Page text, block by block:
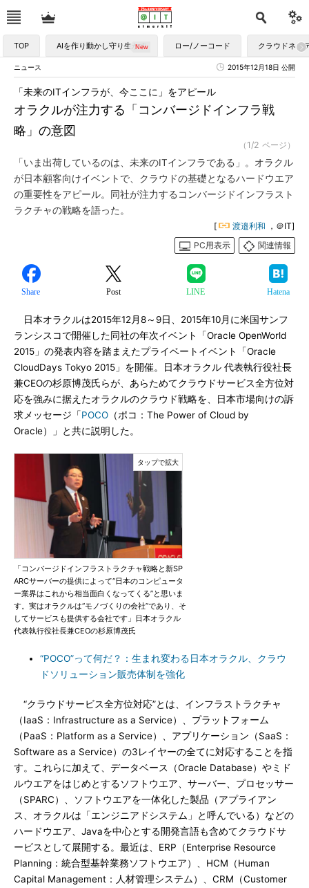
TOP AIを作り動かし守り生かす ロー/ノーコード クラウドネイ
ニュース 2015年12月18日 公開
オラクルが注力する「コンバージドインフラ戦
略」の意図
「未来のITインフラが、今ここに」をアピール
（1/2 ページ）
「いま出荷しているのは、未来のITインフラである」。オラクル
が日本顧客向けイベントで、クラウドの基礎となるハードウエア
の重要性をアピール。同社が注力するコンバージドインフラスト
ラクチャの戦略を語った。
[ 渡邉利和 ，＠IT]
PC用表示
関連情報
Share Post LINE Hatena
日本オラクルは2015年12月8～9日、2015年10月に米国サンフ
ランシスコで開催した同社の年次イベント「Oracle OpenWorld
2015」の発表内容を踏まえたプライベートイベント「Oracle
CloudDays Tokyo 2015」を開催。日本オラクル 代表執行役社長
兼CEOの杉原博茂氏らが、あらためてクラウドサービス全方位対
応を強みに据えたオラクルのクラウド戦略を、日本市場向けの訴
求メッセージ「POCO （ポコ：The Power of Cloud by
Oracle）」と共に説明した。
「コンバージドインフラストラクチャ戦略と新SP
ARCサーバーの提供によって“日本のコンピュータ
ー業界はこれから相当面白くなってくる”と思いま
す。実はオラクルは“モノづくりの会社”であり、そ
してサービスも提供する会社です」日本オラクル
代表執行役社長兼CEOの杉原博茂氏
“POCO”って何だ？：生まれ変わる日本オラクル、クラウ
ドソリューション販売体制を強化
“クラウドサービス全方位対応”とは、インフラストラクチャ
（IaaS：Infrastructure as a Service）、プラットフォーム
（PaaS：Platform as a Service）、アプリケーション（SaaS：
Software as a Service）の3レイヤーの全てに対応することを指
す。これらに加えて、データベース（Oracle Database）やミド
ルウエアをはじめとするソフトウエア、サーバー、プロセッサー
（SPARC）、ソフトウエアを一体化した製品（アプライアン
ス、オラクルは「エンジニアドシステム」と呼んでいる）などの
ハードウエア、Javaを中心とする開発言語も含めてクラウドサ
ービスとして展開する。最近は、ERP（Enterprise Resource
Planning：統合型基幹業務ソフトウエア）、HCM（Human
Capital Management：人材管理システム）、CRM（Customer